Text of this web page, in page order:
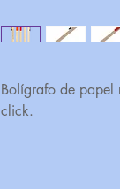
Bolígrafo de
click.